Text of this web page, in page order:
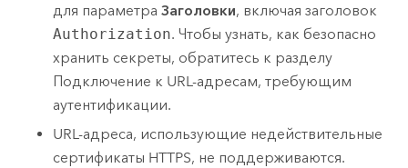
для параметраЗаголовки, включая заголовок
Authorization. Чтобы узнать, как безопасно
хранить секреты, обратитесь к разделу
Подключение к URL-адресам, требующим
аутентификации.
URL-адреса, использующие недействительные
сертификаты HTTPS, не поддерживаются.